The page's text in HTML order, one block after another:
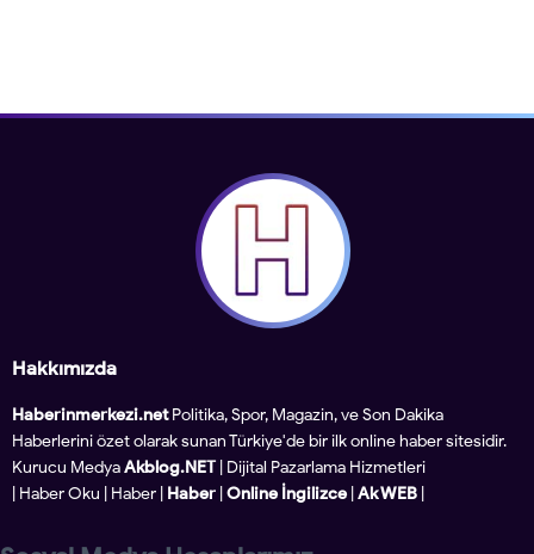
Hakkımızda
Haberinmerkezi.netPolitika, Spor, Magazin, ve Son Dakika
Haberlerini özet olarak sunan Türkiye'de bir ilk online haber sitesidir.
Kurucu MedyaAkblog.NET | Dijital Pazarlama Hizmetleri
Haber Oku Haber Haber Online İngilizce Ak WEB